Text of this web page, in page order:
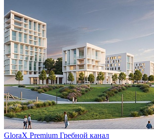
GloraX Premium Гребной канал